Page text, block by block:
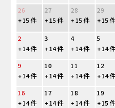
26
27 28 29
+15 件
+15 件 +15 件 +15
2
3 4 5
+14 件
+14 件 +14 件 +14
9
10 11 12
+14 件
+14 件 +14 件 +14
16
17 18 19
+14 件
+14 件 +14 件 +15